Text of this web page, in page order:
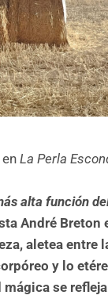
enLa Perla
alta función
André Breton
aletea entre
y lo
se